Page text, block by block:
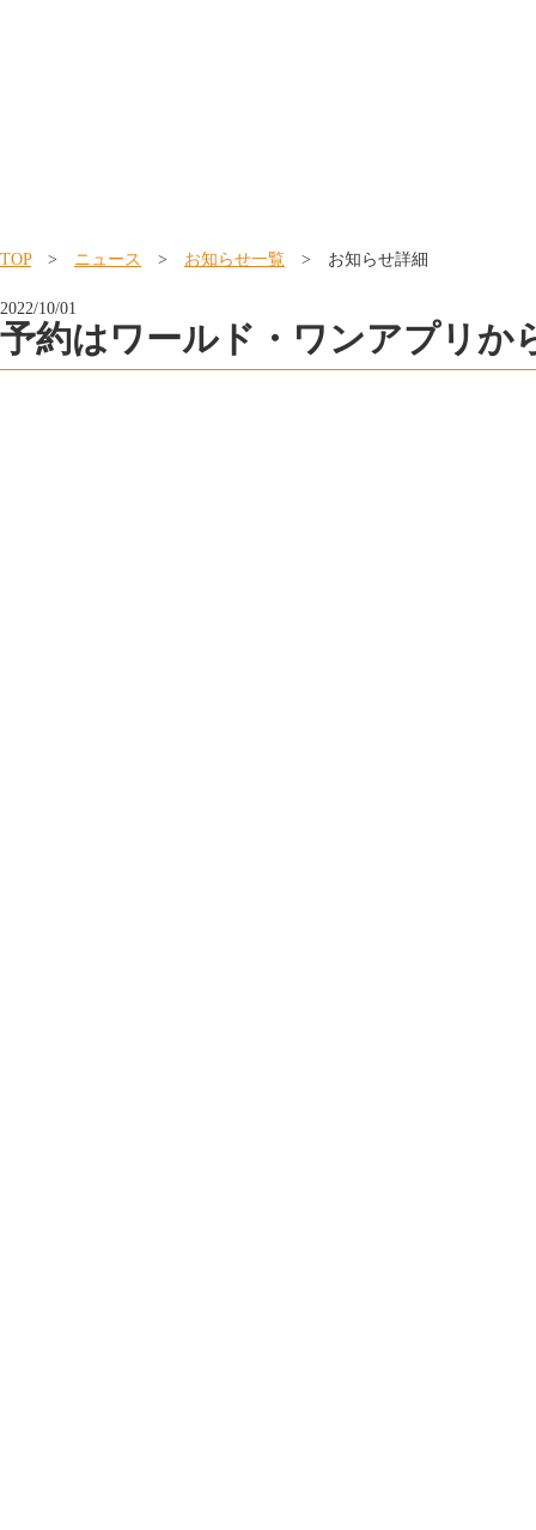
TOP> ニュース > お知らせ一覧 > お知らせ詳細
2022/10/01
予約はワールド・ワンアプリか